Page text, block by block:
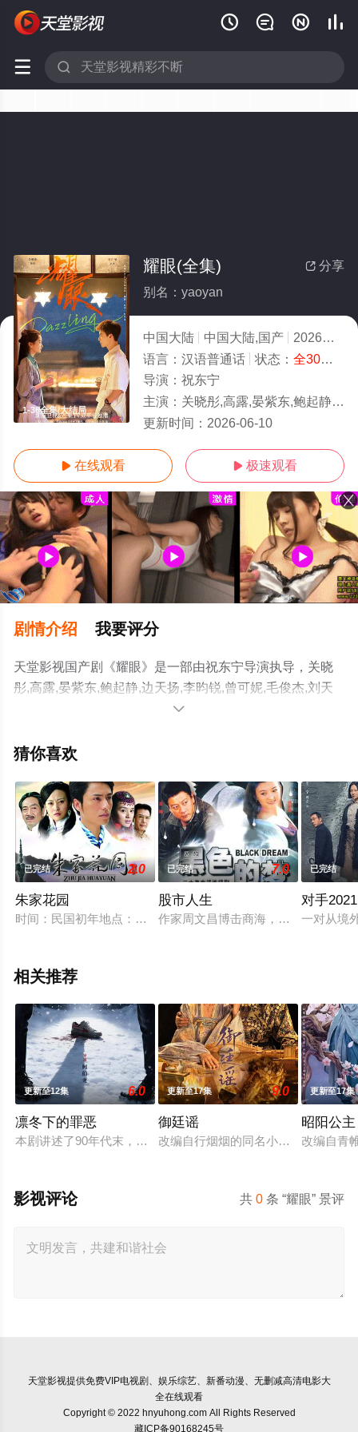
   
 
1-36全集/大结局
 分享
耀眼(全集)
别名：yaoyan
中国大陆 中国大陆,国产 2026
5.0
语言： 汉语普通话 状态： 全30集
导演： 祝东宁
主演： 关晓彤,高露,晏紫东,鲍起静,边天扬,李昀锐,曾可妮,毛俊杰,刘天佐,夏德
更新时间： 2026-06-10
 在线观看  极速观看
剧情介绍 我要评分
天堂影视国产剧《耀眼》是一部由祝东宁导演执导，关晓
彤,高露,晏紫东,鲍起静,边天扬,李昀锐,曾可妮,毛俊杰,刘天
佐,夏德俊,杨晓丹,高秋梓,小么哥,姜来,姚琛,姚景元,肖沅希,
大结局剧情已揭晓（1-36全集），手机免费观看高清未删
步至豆瓣电视剧、电视猫或剧情网等平台了解。

猜你喜欢
已完结 2.0
朱家花园
时间：民国初年地点：滇南古镇­­——临安(建水)民国年间，由于
已完结 7.0
股市人生
作家周文昌博击商海，偶然碰上了《
已完结
对手2021
一对从境
相关推荐
更新至12集 6.0
凛冬下的罪恶
本剧讲述了90年代末，怒河市刑侦支队在无普及监控、无DNA
更新至17集 9.0
御廷谣
改编自行烟烟的同名小说。孟廷辉，
更新至17集
昭阳公主
改编自青
共0 条 “耀眼” 景评
影视评论
天堂影视提供免费VIP电视剧、娱乐综艺、新番动漫、无删减高清电影大
全在线观看
Copyright © 2022 hnyuhong.com All Rights Reserved
藏ICP备90168245号